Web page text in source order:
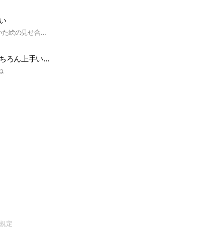
模写絵師大歓迎⭕️主に書いた絵の見せ合い(無理はしなくて大丈夫です)雑談とかなどです(о´∀`о)荒らし、グループメンバーに不快に思われる行為は避けてください以下の内容に従って楽しいチャットにしましょう
絵下手な人おいでーもちろん上手い人もカモン！雑談○
定(Open